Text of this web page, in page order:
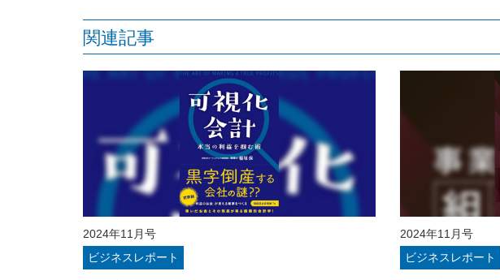
関連記事
2024年11月号
ビジネスレポート
2024年11月号
ビジネスレポート